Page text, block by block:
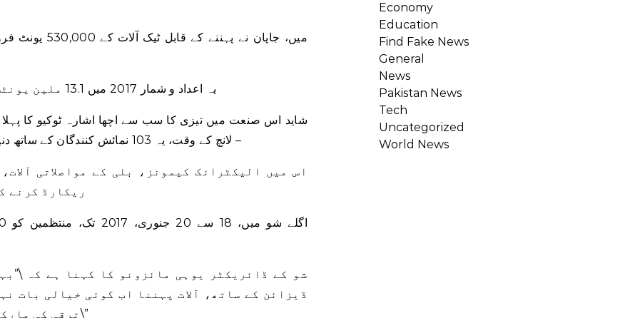
2013 میں، جاپان نے پہننے کے قابل ٹیک آلات کے 530,000 یونٹ فروخت کیے، اس کے مطابق
یہ اعداد و شمار 2017 میں 13.1 ملین یونٹس تک پہنچنے کی پیش گوئی کی گئی ہے۔
شاید اس صنعت میں تیزی کا سب سے اچھا اشارہ ٹوکیو کا پہلا
– لانچ کے وقت، یہ 103 نمائش کنندگان کے ساتھ دنیا کا سب سے بڑا پہننے کے قابل ٹیک میلہ تھا۔
اس میں الیکٹرانک کیمونز، بلی کے مواصلاتی
ریکارڈ کرنے
شو کے ڈائریکٹر یوہی مائزونو کا کہنا ہے کہ
ڈیزائن کے ساتھ، آلات پہننا اب کوئی خیالی بات
ترقی کی مارکیٹ کے طور پر توجہ حاصل کر رہے ہیں۔\”
Economy
Education
Find Fake News
General
News
Pakistan News
Tech
Uncategorized
World News